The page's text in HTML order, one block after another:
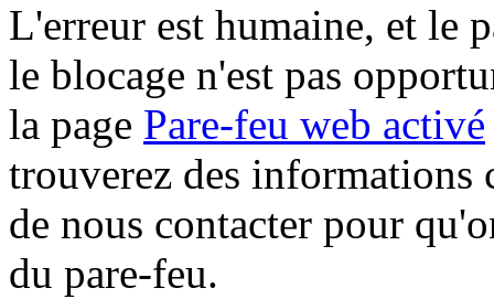
L'erreur est humaine, et le
le blocage n'est pas
la page Pare-feu web activé
trouverez des informations
de nous contacter pour
du pare-feu.